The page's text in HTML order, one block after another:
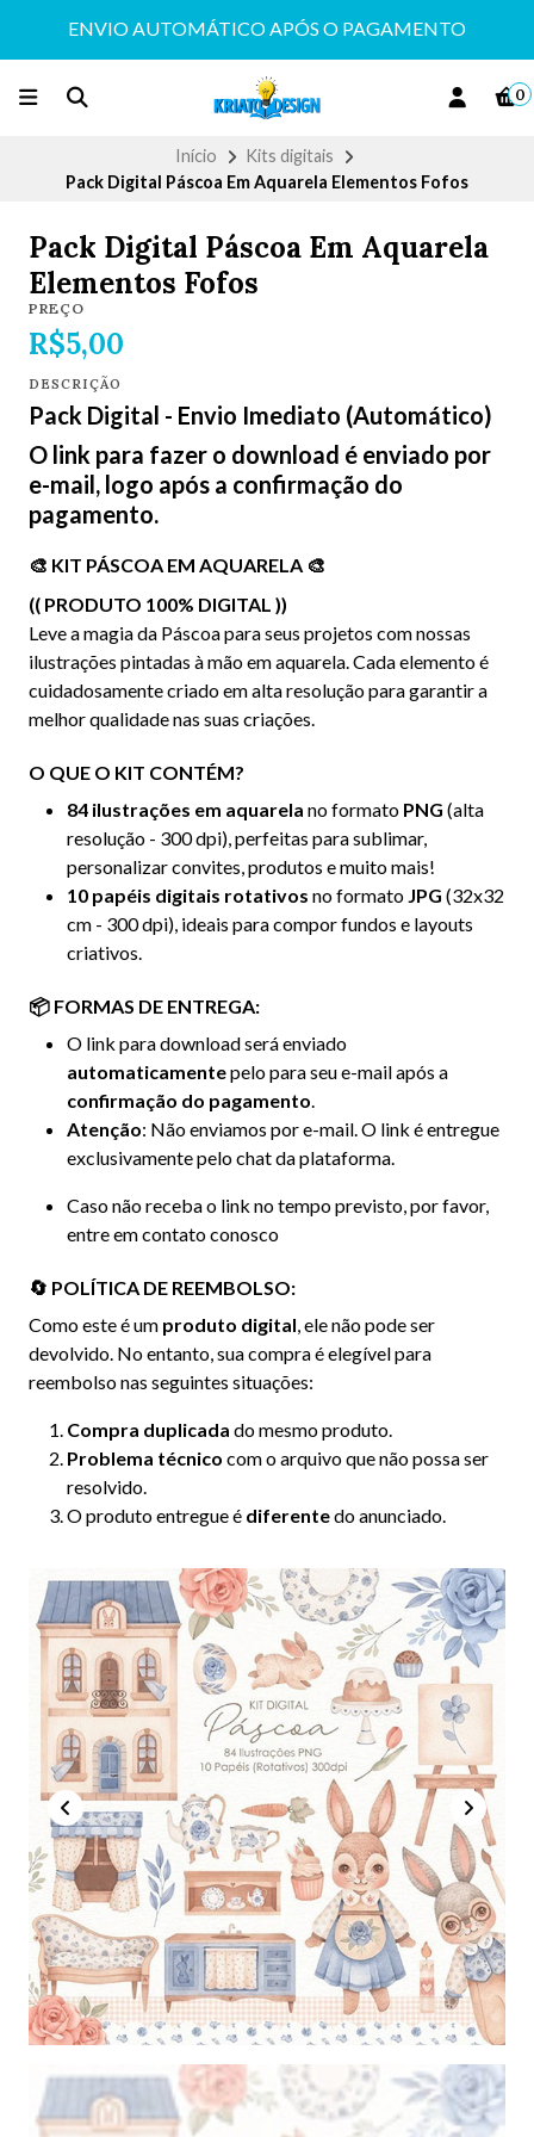
ENVIO AUTOMÁTICO APÓS O PAGAMENTO
0
Início
Kits digitais
Pack Digital Páscoa Em Aquarela Elementos Fofos
Pack Digital Páscoa Em Aquarela
Elementos Fofos
PREÇO
R$5,00
DESCRIÇÃO
Pack Digital - Envio Imediato (Automático)
O link para fazer o download é enviado por
e-mail, logo após a confirmação do
pagamento.
🎨 KIT PÁSCOA EM AQUARELA 🎨
(( PRODUTO 100% DIGITAL ))
Leve a magia da Páscoa para seus projetos com nossas
ilustrações pintadas à mão em aquarela. Cada elemento é
cuidadosamente criado em alta resolução para garantir a
melhor qualidade nas suas criações.
O QUE O KIT CONTÉM?
84 ilustrações em aquarela no formato PNG (alta
resolução - 300 dpi), perfeitas para sublimar,
personalizar convites, produtos e muito mais!
10 papéis digitais rotativos no formato JPG (32x32
cm - 300 dpi), ideais para compor fundos e layouts
criativos.
📦 FORMAS DE ENTREGA:
O link para download será enviado
automaticamentepelo para seu e-mail após a
confirmação do pagamento.
Atenção: Não enviamos por e-mail. O link é entregue
exclusivamente pelo chat da plataforma.
Caso não receba o link no tempo previsto, por favor,
entre em contato conosco
🔄 POLÍTICA DE REEMBOLSO:
Como este é um produto digital, ele não pode ser
devolvido. No entanto, sua compra é elegível para
reembolso nas seguintes situações:
Compra duplicada do mesmo produto.
Problema técnico com o arquivo que não possa ser
resolvido.
O produto entregue é diferentedo anunciado.